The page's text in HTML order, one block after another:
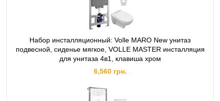
Набор инсталляционный: Volle MARO New унитаз
подвесной, сиденье мягкое, VOLLE MASTER инсталляция
для унитаза 4в1, клавиша хром
6,560 грн.